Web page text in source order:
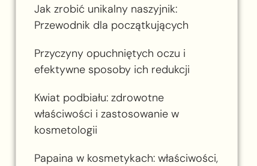
Jak zrobić unikalny naszyjnik:
Przewodnik dla początkujących
Przyczyny opuchniętych oczu i
efektywne sposoby ich redukcji
Kwiat podbiału: zdrowotne
właściwości i zastosowanie w
kosmetologii
Papaina w kosmetykach: właściwości,